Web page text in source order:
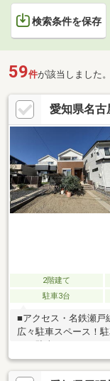
検索条件を保存
59件が該当しました。
愛知県名古
2階建て
駐車3台
■アクセス・名鉄瀬戸
広々駐車スペース！
お子様の遊びスペー
り！・夏はお子様の